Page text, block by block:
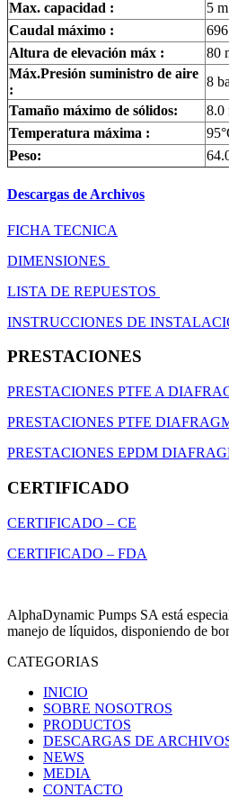
Max. capacidad :
5 m
Caudal máximo :
Altura de elevación máx :
80
Máx.Presión suministro de aire
:
8
Tamaño máximo de sólidos:
8.0
Temperatura máxima :
Peso:
Descargas de Archivos
FICHA TECNICA
DIMENSIONES
LISTA DE REPUESTOS
INSTRUCCIONES DE
PRESTACIONES
PRESTACIONES PTFE A
PRESTACIONES PTFE
PRESTACIONES EPDM
CERTIFICADO
CERTIFICADO – CE
CERTIFICADO – FDA
AlphaDynamic Pumps SA está
manejo de líquidos, disponiendo de
CATEGORIAS
INICIO
SOBRE NOSOTROS
PRODUCTOS
DESCARGAS DE
NEWS
MEDIA
CONTACTO